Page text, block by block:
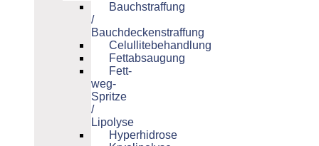
Bauchstraffung
/
Bauchdeckenstraffung
Celullitebehandlung
Fettabsaugung
Fett-
weg-
Spritze
/
Lipolyse
Hyperhidrose